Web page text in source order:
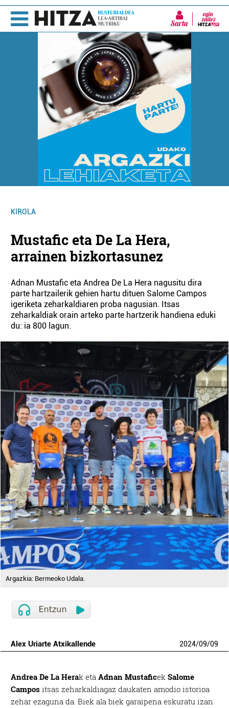
Sartu
KIROLA
Mustafic eta De La Hera,
arrainen bizkortasunez
Adnan Mustafic eta Andrea De La Hera nagusitu dira
parte hartzailerik gehien hartu dituen Salome Campos
igeriketa zeharkaldiaren proba nagusian. Itsas
zeharkaldiak orain arteko parte hartzerik handiena eduki
du: ia 800 lagun.
Argazkia: Bermeoko Udala.
Alex Uriarte Atxikallende 2024/09/09
Andrea De La Herak etaAdnan MustaficekSalome
Campos itsas zeharkaldiagaz daukaten amodio istorioa
zehar ezaguna da. Biek ala biek garaipena eskuratu izan